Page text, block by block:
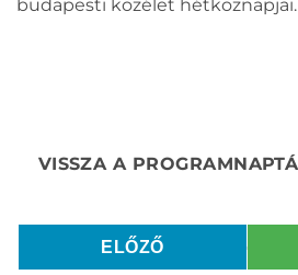
budapesti közélet hétköznapjai.
ELŐZŐ